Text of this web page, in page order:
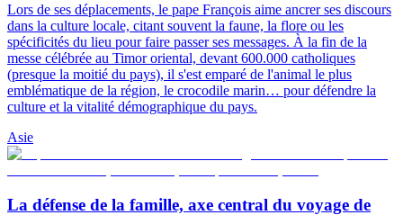
Lors de ses déplacements, le pape François aime ancrer ses discours
dans la culture locale, citant souvent la faune, la flore ou les
spécificités du lieu pour faire passer ses messages. À la fin de la
messe célébrée au Timor oriental, devant 600.000 catholiques
(presque la moitié du pays), il s'est emparé de l'animal le plus
emblématique de la région, le crocodile marin… pour défendre la
culture et la vitalité démographique du pays.
Asie
La défense de la famille, axe central du voyage de